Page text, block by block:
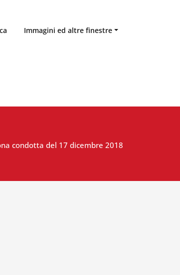
Immagini ed altre finestre
condotta del 17 dicembre 2018